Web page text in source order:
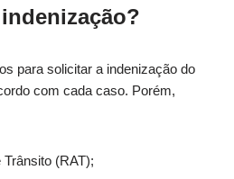
para solicitar a indenização do
com cada caso. Porém,
(RAT);